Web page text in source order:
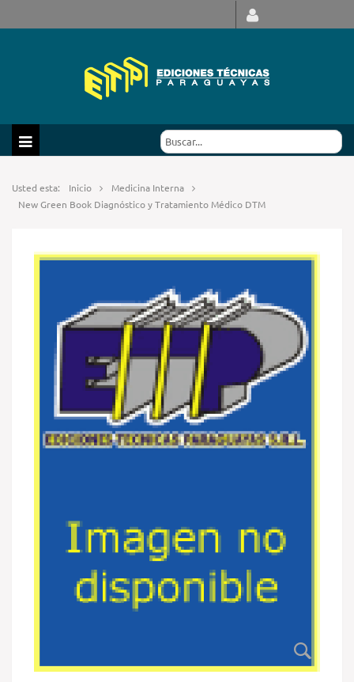
Usted esta: Inicio
Medicina Interna
New Green Book Diagnóstico y Tratamiento Médico DTM